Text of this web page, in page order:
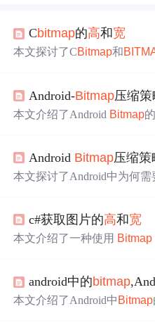
Cbitmap的高和宽
本文探讨了CBitmap和
Android-Bitmap压缩策
本文介绍了Android Bitmap
给出高效加载流程，并展示
id开发学习资料和面试真题
Android Bitmap压缩策
本文探讨了Android中为何需
图片以减少内存占用，其值
宽高信息，计算缩放比，再
c#获取图片的高和宽
本文介绍了一种使用 Bitmap
android中的bitmap
本文介绍了Android中 Bitmap